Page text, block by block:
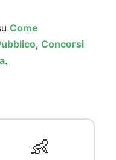
Come
, Concorsi
.
👶